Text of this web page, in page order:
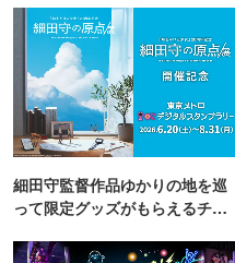
細田守監督作品ゆかりの地を巡
って限定グッズがもらえるチャ